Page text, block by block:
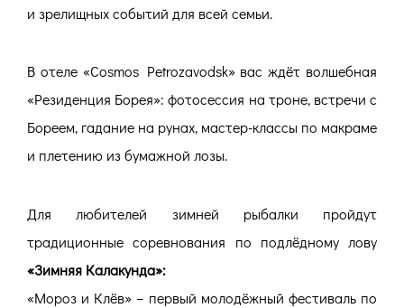
и зрелищных событий для всей семьи.
В отеле «Cosmos Petrozavodsk» вас ждёт волшебная
«Резиденция Борея»: фотосессия на троне, встречи с
Бореем, гадание на рунах, мастер-классы по макраме
и плетению из бумажной лозы.
Для любителей зимней рыбалки пройдут
традиционные соревнования по подлёдному лову
«Зимняя Калакунда»:
«Мороз и Клёв» – первый молодёжный фестиваль по